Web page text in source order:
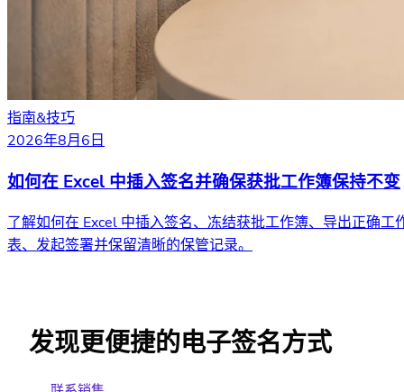
指南&技巧
2026年8月6日
如何在 Excel 中插入签名并确保获批工作簿保持不变
了解如何在 Excel 中插入签名、冻结获批工作簿、导出正确工
表、发起签署并保留清晰的保管记录。
发现更便捷的电子签名方式